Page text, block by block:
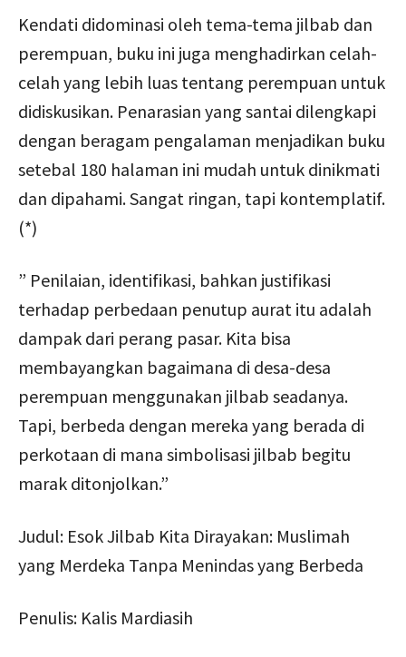
Kendati didominasi oleh tema-tema jilbab dan
perempuan, buku ini juga menghadirkan celah-
celah yang lebih luas tentang perempuan untuk
didiskusikan. Penarasian yang santai dilengkapi
dengan beragam pengalaman menjadikan buku
setebal 180 halaman ini mudah untuk dinikmati
dan dipahami. Sangat ringan, tapi kontemplatif.
(*)
” Penilaian, identifikasi, bahkan justifikasi
terhadap perbedaan penutup aurat itu adalah
dampak dari perang pasar. Kita bisa
membayangkan bagaimana di desa-desa
perempuan menggunakan jilbab seadanya.
Tapi, berbeda dengan mereka yang berada di
perkotaan di mana simbolisasi jilbab begitu
marak ditonjolkan.”
Judul: Esok Jilbab Kita Dirayakan: Muslimah
yang Merdeka Tanpa Menindas yang Berbeda
Penulis: Kalis Mardiasih